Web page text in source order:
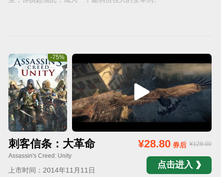
-75%
刺客信条：大革命
Assassin's Creed: Unity
上市时间：2014年11月11日
¥128.00
¥28.80券后
点击进入